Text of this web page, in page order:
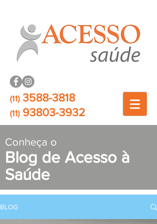
(11)3588-3818
(11)93803-3932
Conheça o
Blog de Acesso à
Saúde
BLOG